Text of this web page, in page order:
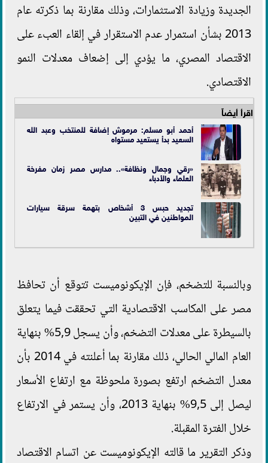
الجديدة وزيادة الاستثمارات، وذلك مقارنة بما ذكرته عام
2013 بشأن استمرار عدم الاستقرار في إلقاء العبء على
الاقتصاد المصري، ما يؤدي إلى إضعاف معدلات النمو
الاقتصادي.
اقرأ أيضاً
أحمد أبو مسلم: مرموش إضافة للمنتخب وعبد الله
السعيد بدأ يستعيد مستواه
«رقي وجمال ونظافة».. مدارس مصر زمان مفرخة
العلماء والأدباء
تجديد حبس 3 أشخاص بتهمة سرقة سيارات
المواطنين في التبين
وبالنسبة للتضخم، فإن الإيكونوميست تتوقع أن تحافظ
مصر على المكاسب الاقتصادية التي تحققت فيما يتعلق
بالسيطرة على معدلات التضخم، وأن يسجل 5,9% بنهاية
العام المالي الحالي، ذلك مقارنة بما أعلنته في 2014 بأن
معدل التضخم ارتفع بصورة ملحوظة مع ارتفاع الأسعار
ليصل إلى 9,5% بنهاية 2013، وأن يستمر في الارتفاع
خلال الفترة المقبلة.
وذكر التقرير ما قالته الإيكونوميست عن اتسام الاقتصاد